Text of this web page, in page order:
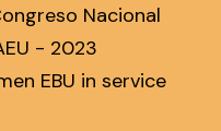
Nacional
- 2023
EBU in service